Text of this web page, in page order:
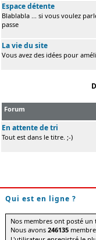
Espace détente
Blablabla ... si vous voulez
passe
La vie du site
Vous avez des idées pour
Forum
En attente de tri
Tout est dans le titre. ;-)
Qui est en ligne ?
Nos membres ont posté
Nous avons246135